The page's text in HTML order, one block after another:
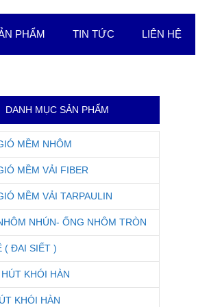
PHẨM TIN TỨC LIÊN HỆ
DANH MỤC SẢN PHẨM
MỀM NHÔM
MỀM VẢI FIBER
MỀM VẢI TARPAULIN
NHÚN- ỐNG NHÔM TRÒN
( ĐAI SIẾT )
KHÓI HÀN
KHÓI HÀN